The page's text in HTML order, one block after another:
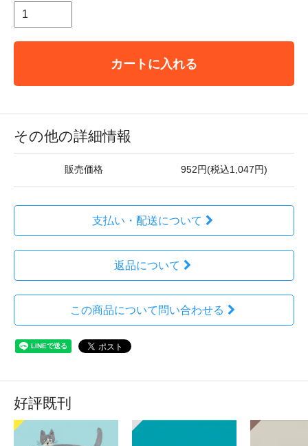
カートに入れる
その他の詳細情報
販売価格 952円(税込1,047円)
支払い・配送について
返品について
この商品について問い合わせる
好評既刊